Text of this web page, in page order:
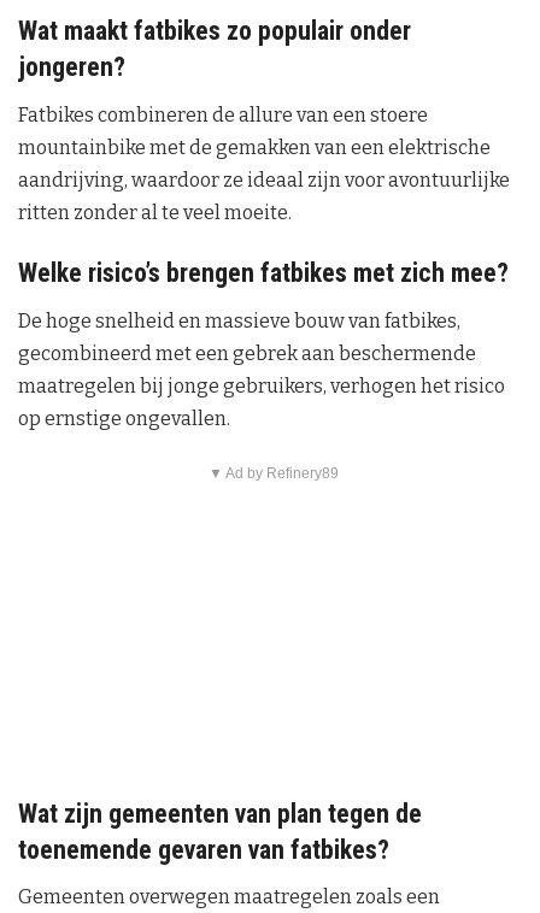
Wat maakt fatbikes zo populair onder
jongeren?
Fatbikes combineren de allure van een stoere
mountainbike met de gemakken van een elektrische
aandrijving, waardoor ze ideaal zijn voor avontuurlijke
ritten zonder al te veel moeite.
Welke risico’s brengen fatbikes met zich mee?
De hoge snelheid en massieve bouw van fatbikes,
gecombineerd met een gebrek aan beschermende
maatregelen bij jonge gebruikers, verhogen het risico
op ernstige ongevallen.
▼ Ad by Refinery89
Wat zijn gemeenten van plan tegen de
toenemende gevaren van fatbikes?
Gemeenten overwegen maatregelen zoals een